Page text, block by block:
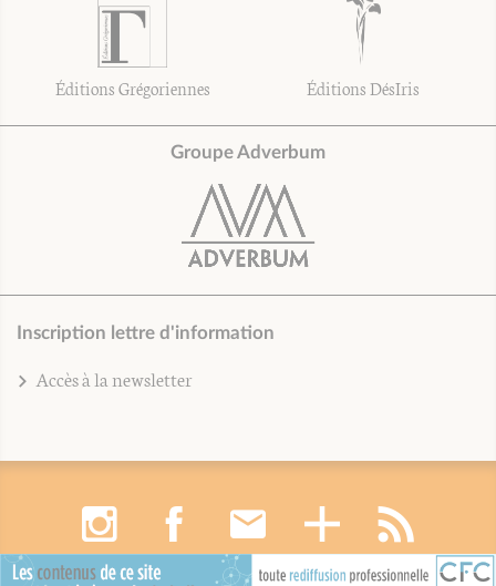
Éditions Grégoriennes Éditions DésIris
Groupe Adverbum
Inscription lettre d'information
Accès à la newsletter